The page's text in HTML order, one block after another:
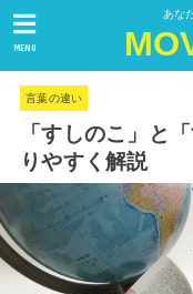
あな
MENU
言葉の違い
「すしのこ」と
りやすく解説